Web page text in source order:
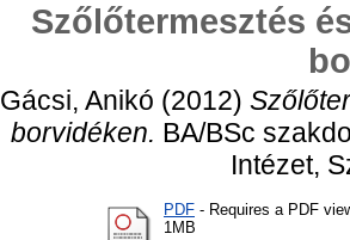
Szőlőtermesztés
Gácsi, Anikó (2012)
borvidéken. BA/BSc
Intézet,
PDF - Requires a PDF
1MB